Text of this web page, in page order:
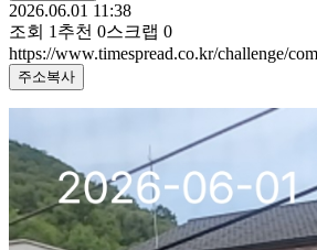
2026.06.01 11:38
조회 1 추천 0스크랩 0
https://www.timespread.co.kr/challenge/
주소복사